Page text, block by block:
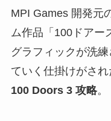
MPI Games 開発元
ム作品「100ドアー
グラフィックが洗
ていく仕掛けがされ
100 Doors 3 攻略。